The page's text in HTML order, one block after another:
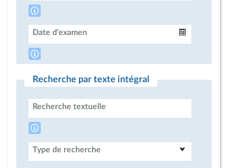
Date d'examen
Recherche par texte intégral
Recherche textuelle
Type de recherche